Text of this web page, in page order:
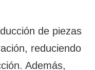
de piezas
reduciendo
Además,